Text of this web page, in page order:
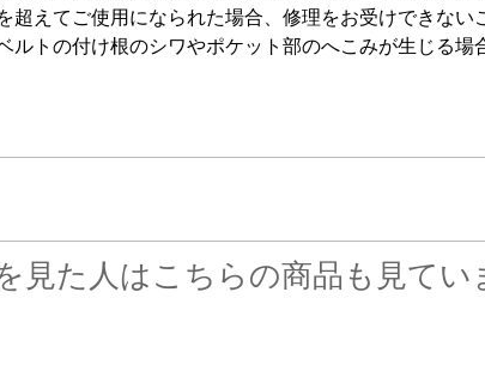
超えてご使用になられた場合、修理をお受けできない
ルトの付け根のシワやポケット部のへこみが生じる場
見た人はこちらの商品も見てい